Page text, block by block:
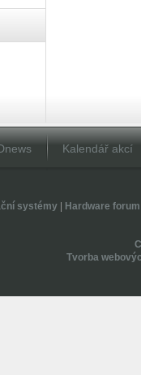
Kalendář akcí
systémy| Hardware forum
Tvorba